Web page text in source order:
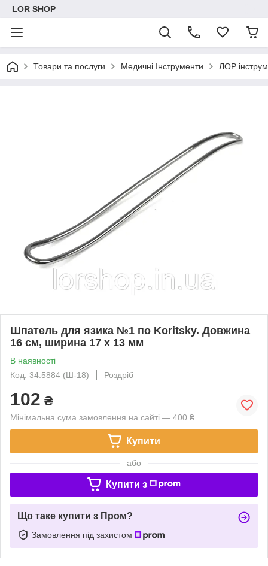
LOR SHOP
Товари та послуги Медичні Інструменти ЛОР
Шпатель для язика №1 по Koritsky. Довжина
16 см, ширина 17 х 13 мм
В наявності
Код: 34.5884 (Ш-18)
Роздріб
102 ₴
Мінімальна сума замовлення на сайті — 400 ₴
Купити
або
Купити з
Що таке купити з Пром?
Замовлення під захистом